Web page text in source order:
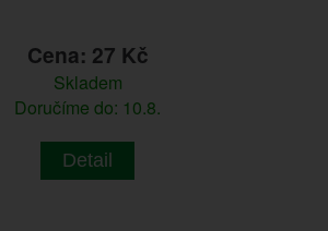
Cena: 27 Kč
Skladem
Doručíme do: 10.8.
Detail